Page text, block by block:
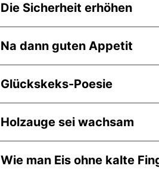
Die Sicherheit erhöhen
Na dann guten Appetit
Glückskeks-Poesie
Holzauge sei wachsam
Wie man Eis ohne kalte